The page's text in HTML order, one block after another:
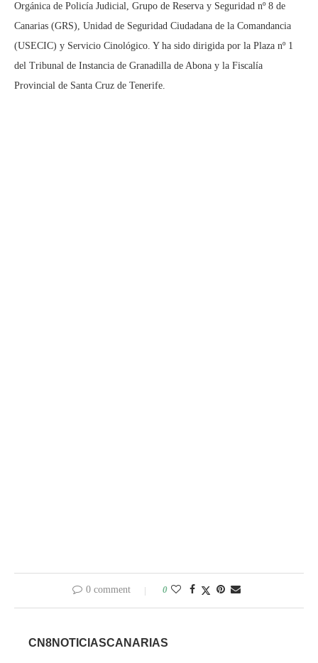
Orgánica de Policía Judicial, Grupo de Reserva y Seguridad nº 8 de
Canarias (GRS), Unidad de Seguridad Ciudadana de la Comandancia
(USECIC) y Servicio Cinológico. Y ha sido dirigida por la Plaza nº 1
del Tribunal de Instancia de Granadilla de Abona y la Fiscalía
Provincial de Santa Cruz de Tenerife.
0 comment 0
CN8NOTICIASCANARIAS